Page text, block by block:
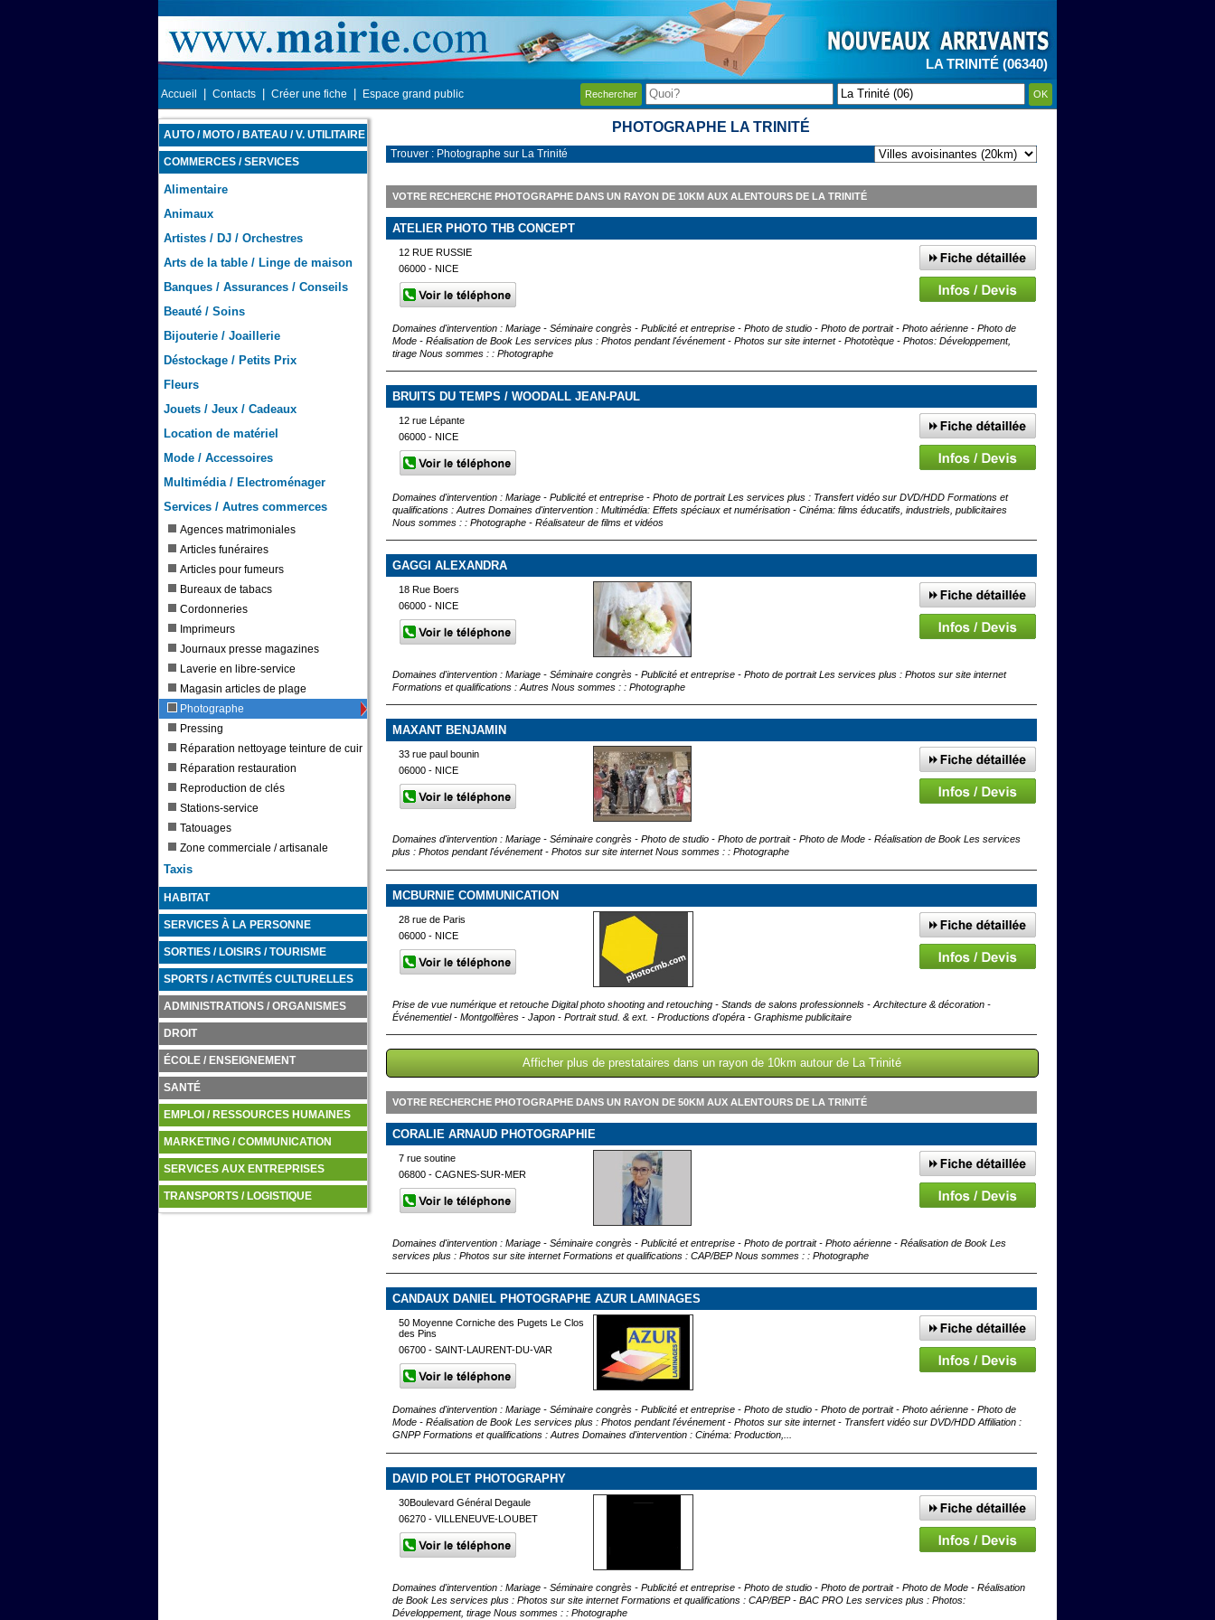
LA TRINITÉ (06340)
Accueil Contacts Créer une fiche Espace grand public Rechercher OK
AUTO / MOTO / BATEAU / V. UTILITAIRE
COMMERCES / SERVICES
Alimentaire
Animaux
Artistes / DJ / Orchestres
Arts de la table / Linge de maison
Banques / Assurances / Conseils
Beauté / Soins
Bijouterie / Joaillerie
Déstockage / Petits Prix
Fleurs
Jouets / Jeux / Cadeaux
Location de matériel
Mode / Accessoires
Multimédia / Electroménager
Services / Autres commerces
Agences matrimoniales
Articles funéraires
Articles pour fumeurs
Bureaux de tabacs
Cordonneries
Imprimeurs
Journaux presse magazines
Laverie en libre-service
Magasin articles de plage
Photographe
Pressing
Réparation nettoyage teinture de cuir
Réparation restauration
Reproduction de clés
Stations-service
Tatouages
Zone commerciale / artisanale
Taxis
HABITAT
SERVICES À LA PERSONNE
SORTIES / LOISIRS / TOURISME
SPORTS / ACTIVITÉS CULTURELLES
ADMINISTRATIONS / ORGANISMES
DROIT
ÉCOLE / ENSEIGNEMENT
SANTÉ
EMPLOI / RESSOURCES HUMAINES
MARKETING / COMMUNICATION
SERVICES AUX ENTREPRISES
TRANSPORTS / LOGISTIQUE
PHOTOGRAPHE LA TRINITÉ
Trouver : Photographe sur La Trinité
VOTRE RECHERCHE PHOTOGRAPHE DANS UN RAYON DE 10KM AUX ALENTOURS DE LA TRINITÉ
ATELIER PHOTO THB CONCEPT
12 RUE RUSSIE
06000 - NICE
Domaines d'intervention : Mariage - Séminaire congrès - Publicité et entreprise - Photo de studio - Photo de portrait - Photo aérienne - Photo de
Mode - Réalisation de Book Les services plus : Photos pendant l'événement - Photos sur site internet - Phototèque - Photos: Développement,
tirage Nous sommes : : Photographe
BRUITS DU TEMPS / WOODALL JEAN-PAUL
12 rue Lépante
06000 - NICE
Domaines d'intervention : Mariage - Publicité et entreprise - Photo de portrait Les services plus : Transfert vidéo sur DVD/HDD Formations et
qualifications : Autres Domaines d'intervention : Multimédia: Effets spéciaux et numérisation - Cinéma: films éducatifs, industriels, publicitaires
Nous sommes : : Photographe - Réalisateur de films et vidéos
GAGGI ALEXANDRA
18 Rue Boers
06000 - NICE
Domaines d'intervention : Mariage - Séminaire congrès - Publicité et entreprise - Photo de portrait Les services plus : Photos sur site internet
Formations et qualifications : Autres Nous sommes : : Photographe
MAXANT BENJAMIN
33 rue paul bounin
06000 - NICE
Domaines d'intervention : Mariage - Séminaire congrès - Photo de studio - Photo de portrait - Photo de Mode - Réalisation de Book Les services
plus : Photos pendant l'événement - Photos sur site internet Nous sommes : : Photographe
MCBURNIE COMMUNICATION
28 rue de Paris
06000 - NICE
Prise de vue numérique et retouche Digital photo shooting and retouching - Stands de salons professionnels - Architecture & décoration -
Événementiel - Montgolfières - Japon - Portrait stud. & ext. - Productions d'opéra - Graphisme publicitaire
Afficher plus de prestataires dans un rayon de 10km autour de La Trinité
VOTRE RECHERCHE PHOTOGRAPHE DANS UN RAYON DE 50KM AUX ALENTOURS DE LA TRINITÉ
CORALIE ARNAUD PHOTOGRAPHIE
7 rue soutine
06800 - CAGNES-SUR-MER
Domaines d'intervention : Mariage - Séminaire congrès - Publicité et entreprise - Photo de portrait - Photo aérienne - Réalisation de Book Les
services plus : Photos sur site internet Formations et qualifications : CAP/BEP Nous sommes : : Photographe
CANDAUX DANIEL PHOTOGRAPHE AZUR LAMINAGES
50 Moyenne Corniche des Pugets Le Clos
des Pins
06700 - SAINT-LAURENT-DU-VAR
Domaines d'intervention : Mariage - Séminaire congrès - Publicité et entreprise - Photo de studio - Photo de portrait - Photo aérienne - Photo de
Mode - Réalisation de Book Les services plus : Photos pendant l'événement - Photos sur site internet - Transfert vidéo sur DVD/HDD Affiliation :
GNPP Formations et qualifications : Autres Domaines d'intervention : Cinéma: Production,...
DAVID POLET PHOTOGRAPHY
30Boulevard Général Degaule
06270 - VILLENEUVE-LOUBET
Domaines d'intervention : Mariage - Séminaire congrès - Publicité et entreprise - Photo de studio - Photo de portrait - Photo de Mode - Réalisation
de Book Les services plus : Photos sur site internet Formations et qualifications : CAP/BEP - BAC PRO Les services plus : Photos:
Développement, tirage Nous sommes : : Photographe